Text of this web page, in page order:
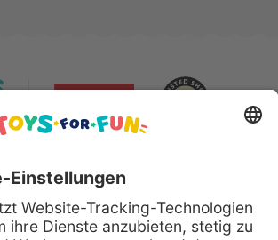
Sicher bezahlen mit: